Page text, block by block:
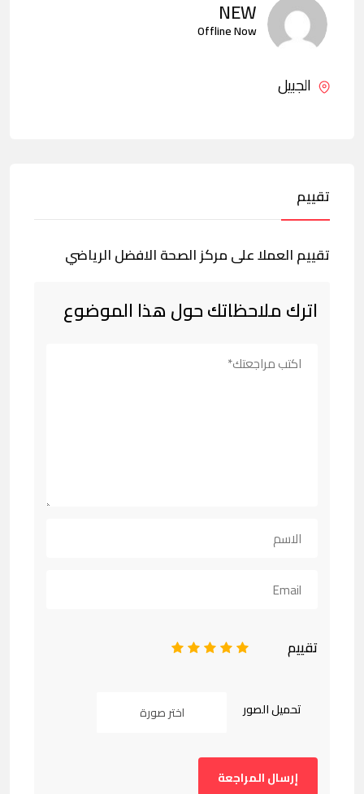
NEW
Offline Now
الجبيل
تقييم
تقييم العملا على مركز الصحة الافضل الرياضي
اترك ملاحظاتك حول هذا الموضوع
تقييم 5
4
3
2
تحميل الصور اختر صورة